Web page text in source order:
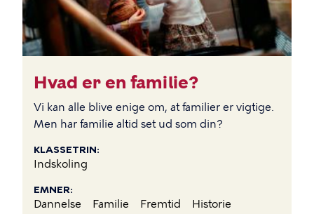
Hvad er en familie?
Vi kan alle blive enige om, at familier er vigtige.
Men har familie altid set ud som din?
KLASSETRIN
Indskoling
EMNER
Dannelse Familie Fremtid
Historie